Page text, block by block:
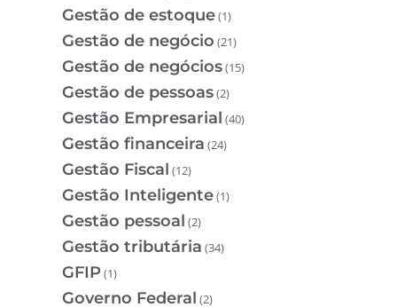
Gestão de estoque(1)
Gestão de negócio (21)
Gestão de negócios(15)
Gestão de pessoas(2)
Gestão Empresarial (40)
Gestão financeira (24)
Gestão Fiscal (12)
Gestão Inteligente(1)
Gestão pessoal (2)
Gestão tributária (34)
GFIP(1)
Governo Federal (2)